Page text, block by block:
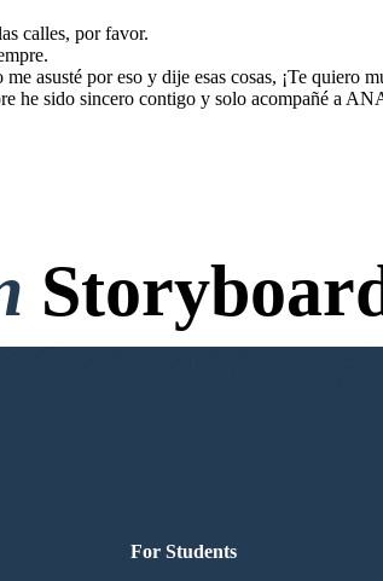
calles, por favor.
asusté por eso y dije esas cosas, ¡Te quiero
he sido sincero contigo y solo acompañé a
Card, and No
For Students